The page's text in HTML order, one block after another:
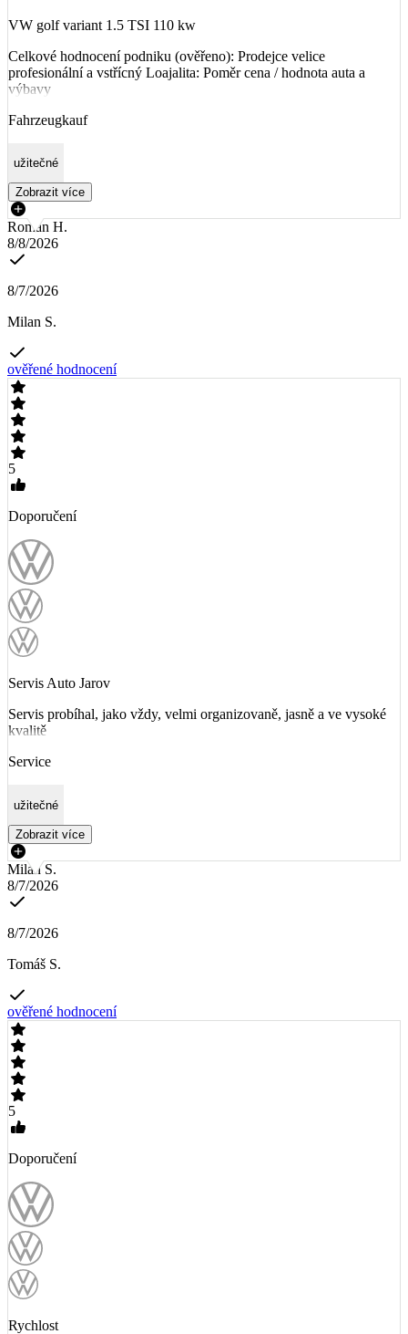
VW golf variant 1.5 TSI 110 kw
Celkové hodnocení podniku (ověřeno): Prodejce velice
profesionální a vstřícný Loajalita: Poměr cena / hodnota auta a
výbavy
Fahrzeugkauf
užitečné
Zobrazit více
Roman H.
8/8/2026
8/7/2026
Milan S.
ověřené hodnocení
5
Doporučení
Servis Auto Jarov
Servis probíhal, jako vždy, velmi organizovaně, jasně a ve vysoké
kvalitě
Service
užitečné
Zobrazit více
Milan S.
8/7/2026
8/7/2026
Tomáš S.
ověřené hodnocení
5
Doporučení
Rychlost